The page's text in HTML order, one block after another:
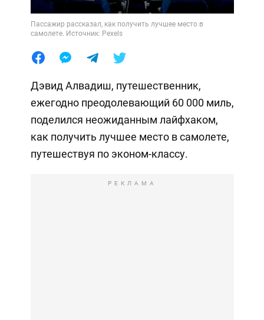
Пассажир рассказал, как получить лучшее место в
самолете. Источник: Pexels
Дэвид Алвадиш, путешественник,
ежегодно преодолевающий 60 000 миль,
поделился неожиданным лайфхаком,
как получить лучшее место в самолете,
путешествуя по эконом-классу.
РЕКЛАМА